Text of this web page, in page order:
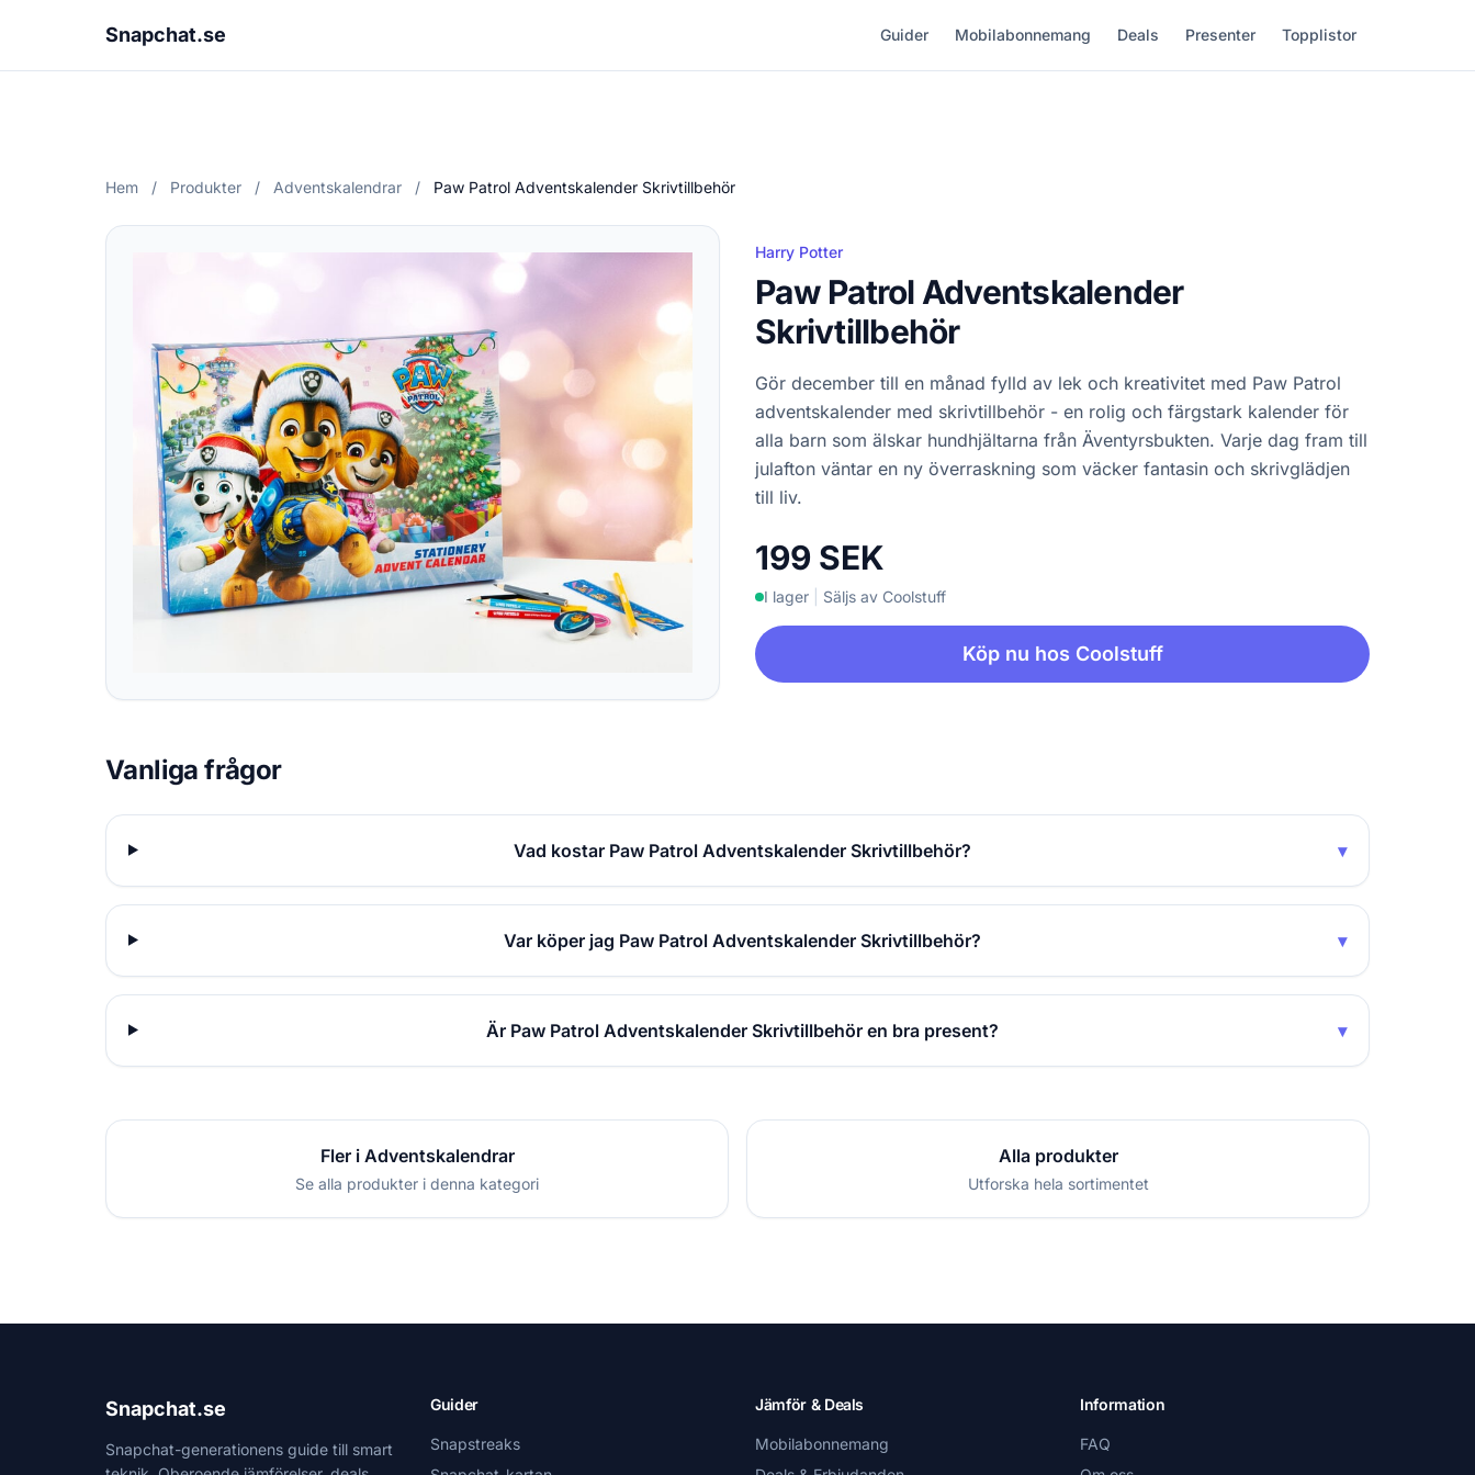
Snapchat.se Guider Mobilabonnemang Deals Presenter Topplistor
Hem / Produkter / Adventskalendrar / Paw Patrol Adventskalender Skrivtillbehör
Harry Potter
Paw Patrol Adventskalender
Skrivtillbehör
Gör december till en månad fylld av lek och kreativitet med Paw Patrol
adventskalender med skrivtillbehör - en rolig och färgstark kalender för
alla barn som älskar hundhjältarna från Äventyrsbukten. Varje dag fram till
julafton väntar en ny överraskning som väcker fantasin och skrivglädjen
till liv.
199 SEK
I lager Säljs av Coolstuff
Köp nu hos Coolstuff
Vanliga frågor
Vad kostar Paw Patrol Adventskalender Skrivtillbehör? ▾
Var köper jag Paw Patrol Adventskalender Skrivtillbehör? ▾
Är Paw Patrol Adventskalender Skrivtillbehör en bra present? ▾
Fler i Adventskalendrar
Se alla produkter i denna kategori
Alla produkter
Utforska hela sortimentet
Snapchat.se
Snapchat-generationens guide till smart
Guider
Snapstreaks
Jämför & Deals
Mobilabonnemang
Information
FAQ